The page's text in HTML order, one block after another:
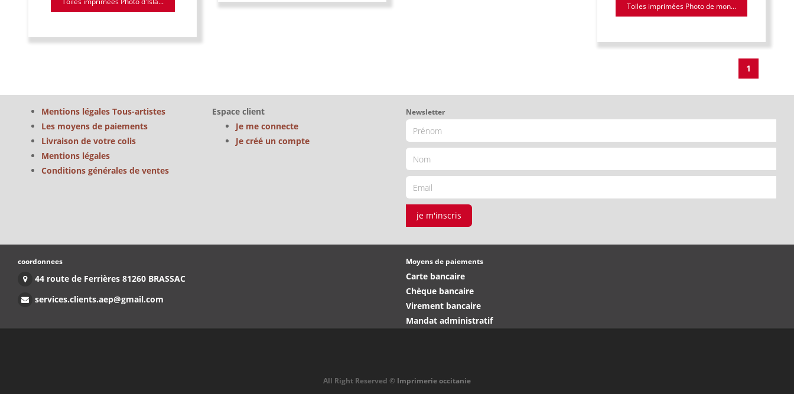
Toiles imprimées Photo de mon...
1
Mentions légales Tous-artistes
Les moyens de paiements
Livraison de votre colis
Mentions légales
Conditions générales de ventes
Espace client
Je me connecte
Je créé un compte
Newsletter
je m'inscris
coordonnees
44 route de Ferrières 81260 BRASSAC
services.clients.aep@gmail.com
Moyens de paiements
Carte bancaire
Chèque bancaire
Virement bancaire
Mandat administratif
All Right Reserved © Imprimerie occitanie